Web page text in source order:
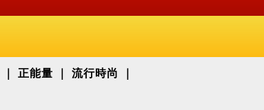
正能量 流行時尚